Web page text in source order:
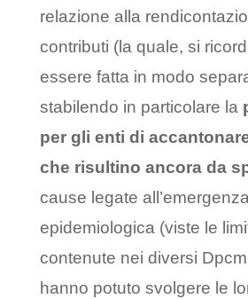
relazione alla
contributi (la quale, si
essere fatta in modo
stabilendo in particolare la
per gli enti di
che risultino ancora da
cause legate
epidemiologica (viste le
contenute nei diversi
hanno potuto svolgere le